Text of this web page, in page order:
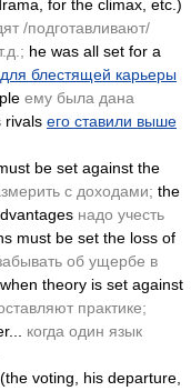
for the climax, etc.)
/подготавливают/
he was all set for a
блестящей карьеры
ему была дана
rivals его ставили выше
be set against the
с доходами; the
надо учесть
must be set the loss of
об ущербе в
theory is set against
практике;
когда один язык
(the voting, his departure,